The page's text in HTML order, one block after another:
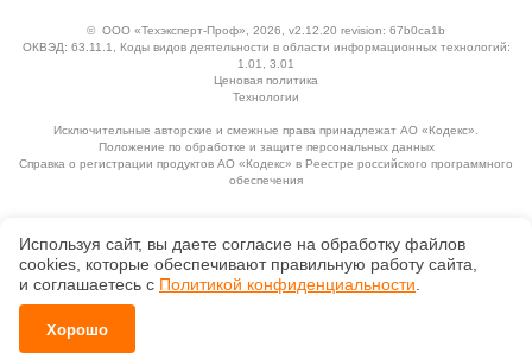
© ООО «Техэксперт-Проф» , 2026, v2.12.20 revision: 67b0ca1b
ОКВЭД: 63.11.1, Коды видов деятельности в области информационных технологий:
1.01, 3.01
Ценовая политика
Технологии
Исключительные авторские и смежные права принадлежат АО «Кодекс».
Положение по обработке и защите персональных данных
Справка о регистрации продуктов АО «Кодекс» в Реестре российского программного
обеспечения
Используя сайт, вы даете согласие на обработку файлов
сооkiеs, которые обеспечивают правильную работу сайта,
и соглашаетесь с Политикой конфиденциальности
Хорошо